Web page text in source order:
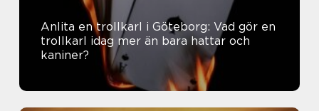
Anlita en trollkarl i Göteborg: Vad gör en
trollkarl idag mer än bara hattar och
kaniner?